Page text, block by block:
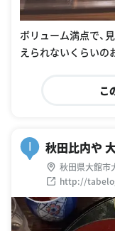
ボリューム満点で、
えられないくらいの
こ
I 秋田比内や
秋田県大館市
http://